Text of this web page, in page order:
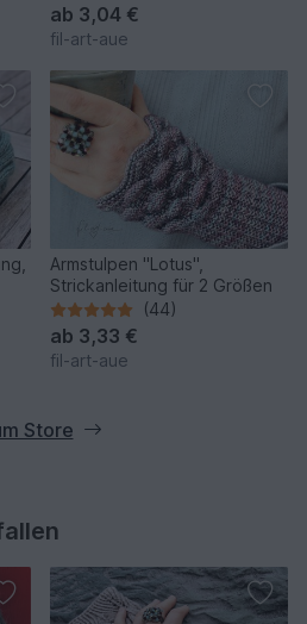
ab 3,04 €
fil-art-aue
Armstulpen "Lotus",
Strickanleitung für 2 Größen
(44)
ab 3,33 €
fil-art-aue
Store